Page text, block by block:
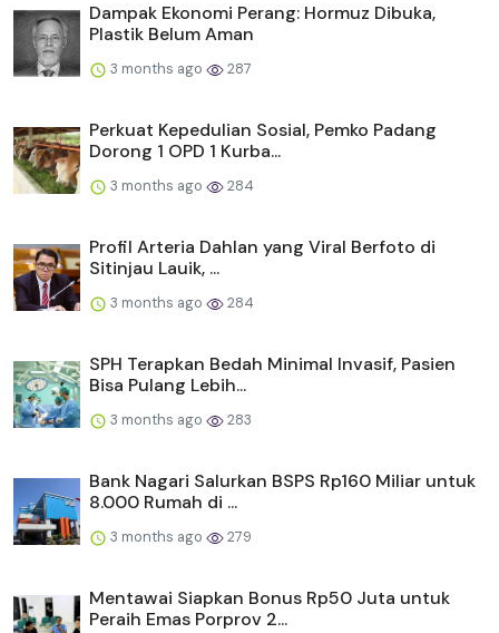
Dampak Ekonomi Perang: Hormuz Dibuka,
Plastik Belum Aman
3 months ago 287
Perkuat Kepedulian Sosial, Pemko Padang
Dorong 1 OPD 1 Kurba...
3 months ago 284
Profil Arteria Dahlan yang Viral Berfoto di
Sitinjau Lauik, ...
3 months ago 284
SPH Terapkan Bedah Minimal Invasif, Pasien
Bisa Pulang Lebih...
3 months ago 283
Bank Nagari Salurkan BSPS Rp160 Miliar untuk
8.000 Rumah di ...
3 months ago 279
Mentawai Siapkan Bonus Rp50 Juta untuk
Peraih Emas Porprov 2...